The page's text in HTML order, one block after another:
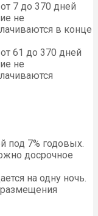
7 до 370 дней
не
в конце
61 до 370 дней
не
под 7% годовых.
досрочное
на одну ночь.